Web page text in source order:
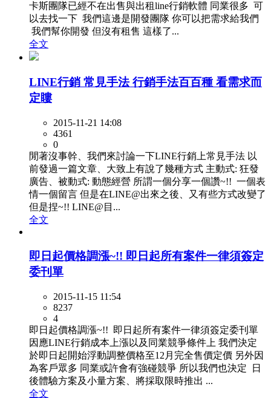
卡斯團隊已經不在出售與出租line行銷軟體 同業很多 可
以去找一下 我們這邊是開發團隊 你可以把需求給我們
我們幫你開發 但沒有租售 這樣了...
全文
LINE行銷 常見手法 行銷手法百百種 看需求而
定瞜
2015-11-21 14:08
4361
0
閒著沒事幹、我們來討論一下LINE行銷上常見手法 以
前發過一篇文章、大致上有說了幾種方式 主動式: 狂發
廣告、被動式: 動態經營 所謂一個分享一個讚~!! 一個表
情一個留言 但是在LINE@出來之後、又有些方式改變了
但是捏~!! LINE@目...
全文
即日起價格調漲~!! 即日起所有案件一律須簽定
委刊單
2015-11-15 11:54
8237
4
即日起價格調漲~!! 即日起所有案件一律須簽定委刊單
因應LINE行銷成本上漲以及同業競爭條件上 我們決定
於即日起開始浮動調整價格至12月完全售價定價 另外因
為客戶眾多 同業或許會有強碰競爭 所以我們也決定 日
後體驗方案及小量方案、將採取限時推出 ...
全文